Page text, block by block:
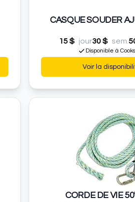
CASQUE SOUDER
15 $ jour30 $ sem.
Disponible à
Voir la
CORDE DE VIE